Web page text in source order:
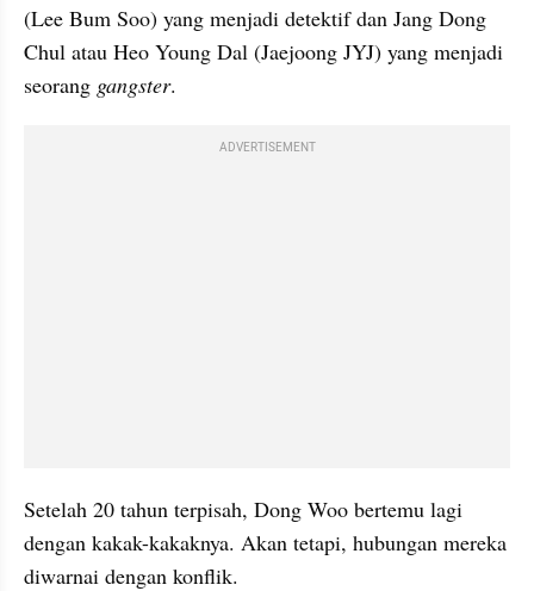
(Lee Bum Soo) yang menjadi detektif dan Jang Dong
Chul atau Heo Young Dal (Jaejoong JYJ) yang menjadi
seorang gangster.
ADVERTISEMENT
Setelah 20 tahun terpisah, Dong Woo bertemu lagi
dengan kakak-kakaknya. Akan tetapi, hubungan mereka
diwarnai dengan konflik.